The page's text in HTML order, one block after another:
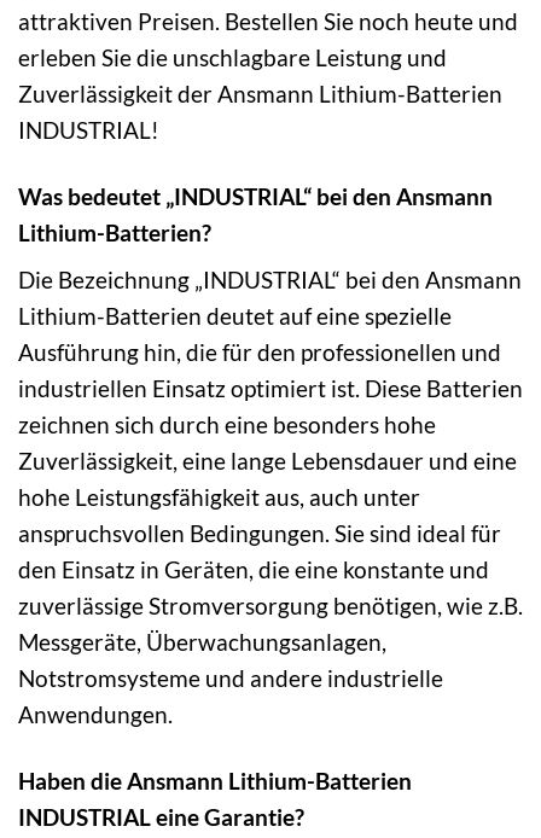
attraktiven Preisen. Bestellen Sie noch heute und
erleben Sie die unschlagbare Leistung und
Zuverlässigkeit der Ansmann Lithium-Batterien
INDUSTRIAL!
Was bedeutet „INDUSTRIAL“ bei den Ansmann
Lithium-Batterien?
Die Bezeichnung „INDUSTRIAL“ bei den Ansmann
Lithium-Batterien deutet auf eine spezielle
Ausführung hin, die für den professionellen und
industriellen Einsatz optimiert ist. Diese Batterien
zeichnen sich durch eine besonders hohe
Zuverlässigkeit, eine lange Lebensdauer und eine
hohe Leistungsfähigkeit aus, auch unter
anspruchsvollen Bedingungen. Sie sind ideal für
den Einsatz in Geräten, die eine konstante und
zuverlässige Stromversorgung benötigen, wie z.B.
Messgeräte, Überwachungsanlagen,
Notstromsysteme und andere industrielle
Anwendungen.
Haben die Ansmann Lithium-Batterien
INDUSTRIAL eine Garantie?